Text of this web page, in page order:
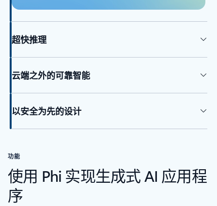
超快推理
云端之外的可靠智能
以安全为先的设计
功能
使用 Phi 实现生成式 AI 应用程
序